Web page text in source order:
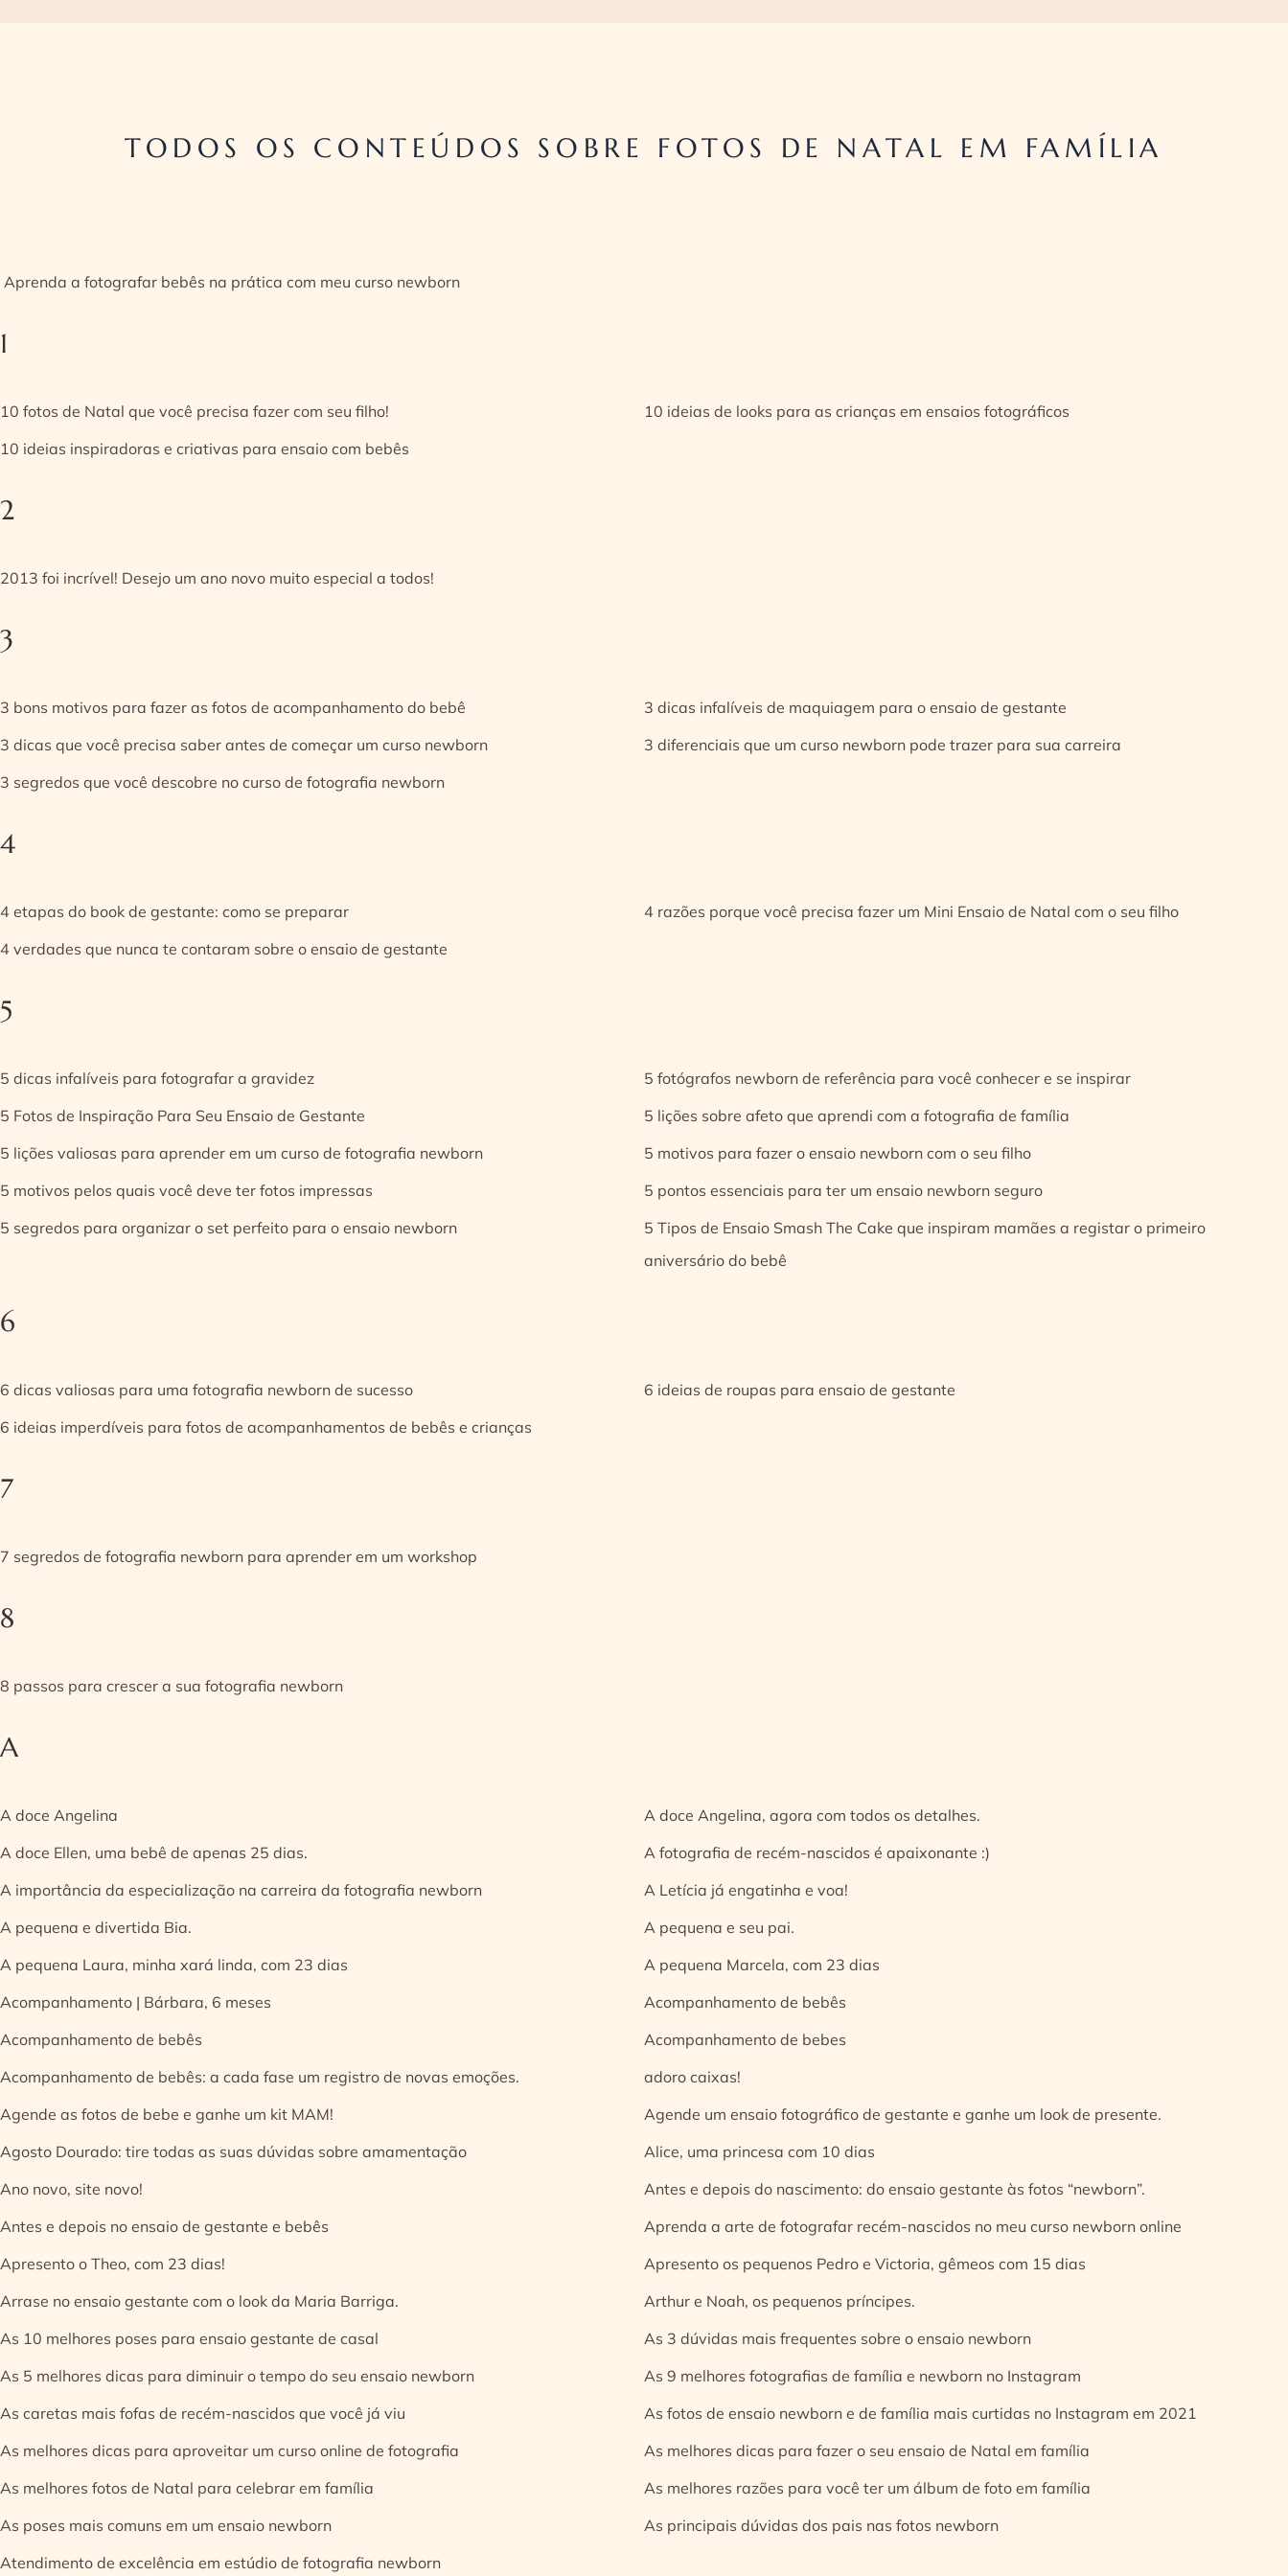
TODOS OS CONTEÚDOS SOBRE FOTOS DE NATAL EM FAMÍLIA
Aprenda a fotografar bebês na prática com meu curso newborn
1
10 fotos de Natal que você precisa fazer com seu filho!
10 ideias de looks para as crianças em ensaios fotográficos
10 ideias inspiradoras e criativas para ensaio com bebês
2
2013 foi incrível! Desejo um ano novo muito especial a todos!
3
3 bons motivos para fazer as fotos de acompanhamento do bebê
3 dicas infalíveis de maquiagem para o ensaio de gestante
3 dicas que você precisa saber antes de começar um curso newborn
3 diferenciais que um curso newborn pode trazer para sua carreira
3 segredos que você descobre no curso de fotografia newborn
4
4 etapas do book de gestante: como se preparar
4 razões porque você precisa fazer um Mini Ensaio de Natal com o seu filho
4 verdades que nunca te contaram sobre o ensaio de gestante
5
5 dicas infalíveis para fotografar a gravidez
5 fotógrafos newborn de referência para você conhecer e se inspirar
5 Fotos de Inspiração Para Seu Ensaio de Gestante
5 lições sobre afeto que aprendi com a fotografia de família
5 lições valiosas para aprender em um curso de fotografia newborn
5 motivos para fazer o ensaio newborn com o seu filho
5 motivos pelos quais você deve ter fotos impressas
5 pontos essenciais para ter um ensaio newborn seguro
5 segredos para organizar o set perfeito para o ensaio newborn
5 Tipos de Ensaio Smash The Cake que inspiram mamães a registar o primeiro
aniversário do bebê
6
6 dicas valiosas para uma fotografia newborn de sucesso
6 ideias de roupas para ensaio de gestante
6 ideias imperdíveis para fotos de acompanhamentos de bebês e crianças
7
7 segredos de fotografia newborn para aprender em um workshop
8
8 passos para crescer a sua fotografia newborn
A
A doce Angelina
A doce Angelina, agora com todos os detalhes.
A doce Ellen, uma bebê de apenas 25 dias.
A fotografia de recém-nascidos é apaixonante :)
A importância da especialização na carreira da fotografia newborn
A Letícia já engatinha e voa!
A pequena e divertida Bia.
A pequena e seu pai.
A pequena Laura, minha xará linda, com 23 dias
A pequena Marcela, com 23 dias
Acompanhamento | Bárbara, 6 meses
Acompanhamento de bebês
Acompanhamento de bebês
Acompanhamento de bebes
Acompanhamento de bebês: a cada fase um registro de novas emoções.
adoro caixas!
Agende as fotos de bebe e ganhe um kit MAM!
Agende um ensaio fotográfico de gestante e ganhe um look de presente.
Agosto Dourado: tire todas as suas dúvidas sobre amamentação
Alice, uma princesa com 10 dias
Ano novo, site novo!
Antes e depois do nascimento: do ensaio gestante às fotos “newborn”.
Antes e depois no ensaio de gestante e bebês
Aprenda a arte de fotografar recém-nascidos no meu curso newborn online
Apresento o Theo, com 23 dias!
Apresento os pequenos Pedro e Victoria, gêmeos com 15 dias
Arrase no ensaio gestante com o look da Maria Barriga.
Arthur e Noah, os pequenos príncipes.
As 10 melhores poses para ensaio gestante de casal
As 3 dúvidas mais frequentes sobre o ensaio newborn
As 5 melhores dicas para diminuir o tempo do seu ensaio newborn
As 9 melhores fotografias de família e newborn no Instagram
As caretas mais fofas de recém-nascidos que você já viu
As fotos de ensaio newborn e de família mais curtidas no Instagram em 2021
As melhores dicas para aproveitar um curso online de fotografia
As melhores dicas para fazer o seu ensaio de Natal em família
As melhores fotos de Natal para celebrar em família
As melhores razões para você ter um álbum de foto em família
As poses mais comuns em um ensaio newborn
As principais dúvidas dos pais nas fotos newborn
Atendimento de excelência em estúdio de fotografia newborn